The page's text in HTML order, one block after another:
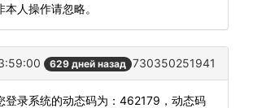
人操作请忽略。
629 дней назад 730350251941
登录系统的动态码为：462179，动态码